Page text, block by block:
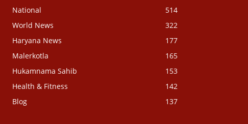
National
514
World News
322
Haryana News
177
Malerkotla
165
Hukamnama Sahib
153
Health & Fitness
142
Blog
137